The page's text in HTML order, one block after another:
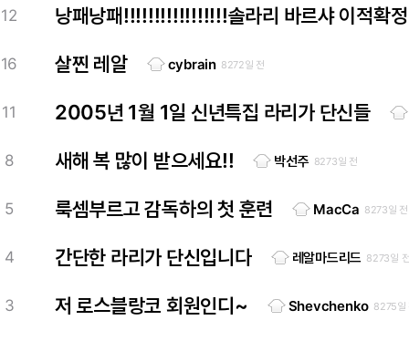
12 낭패낭패!!!!!!!!!!!!!!!!!솔라리 바르샤 이적확
16 살찐 레알 cybrain 8272일 전
11 2005년 1월 1일 신년특집 라리가 단신들
8 새해 복 많이 받으세요!! 박선주 8273일 전
5 룩셈부르고 감독하의 첫 훈련 MacCa 8273일 전
4 간단한 라리가 단신입니다 레알마드리드 8273일
3 저 로스블랑코 회원인디~ Shevchenko 8275일